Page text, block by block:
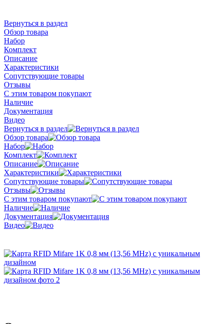
Вернуться в раздел
Обзор товара
Набор
Комплект
Описание
Характеристики
Сопутствующие товары
Отзывы
С этим товаром покупают
Наличие
Документация
Видео
Вернуться в раздел
Обзор товара
Набор
Комплект
Описание
Характеристики
Сопутствующие товары
Отзывы
С этим товаром покупают
Наличие
Документация
Видео